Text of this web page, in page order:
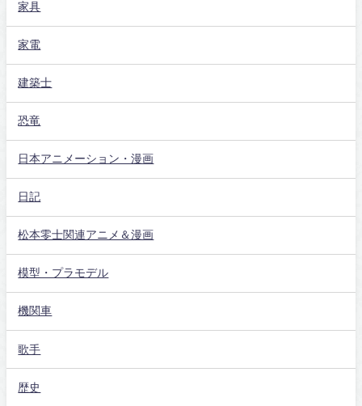
家具
家電
建築士
恐竜
日本アニメーション・漫画
日記
松本零士関連アニメ＆漫画
模型・プラモデル
機関車
歌手
歴史